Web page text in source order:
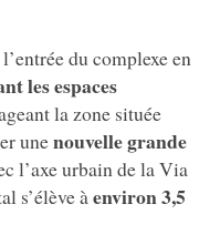
du complexe en
les espaces
la zone située
unenouvelle grande
l’axe urbain de la Via
s’élève à environ 3,5